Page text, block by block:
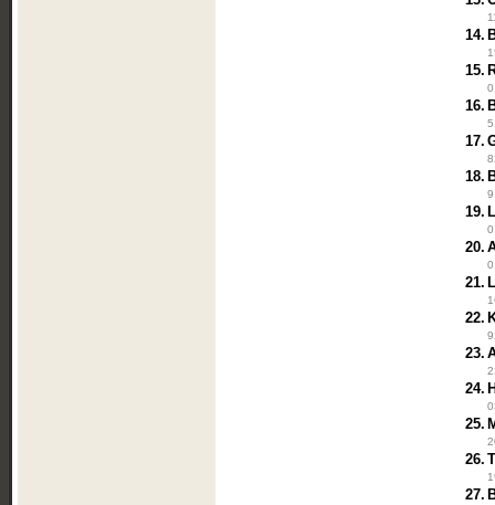
14.
15.
16.
17.
18.
19.
20.
21.
22.
23.
24.
25.
26.
27.